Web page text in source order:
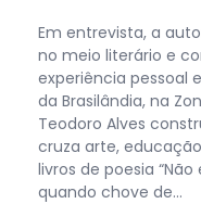
Em entrevista, a
no meio literário e
experiência pessoal
da Brasilândia, na
Teodoro Alves
cruza arte,
livros de poesia
quando chove de…